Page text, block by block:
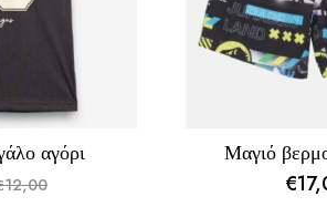
αγόρι
12,00
Μαγιό
€